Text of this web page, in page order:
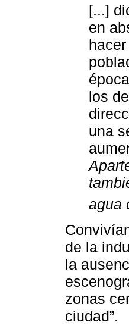
[...]
en
los
una
agua
de la
la
zonas
ciudad”.